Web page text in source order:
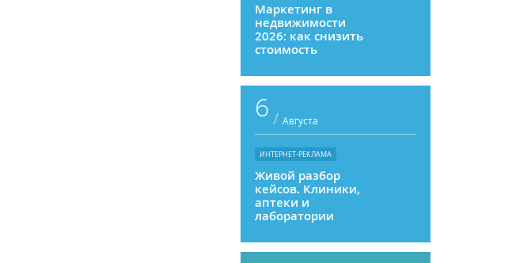
Маркетинг в
недвижимости
2026: как снизить
стоимость
увеличить
продажи
6 / Августа
ИНТЕРНЕТ-РЕКЛАМА
Живой разбор
кейсов. Клиники,
аптеки и
лаборатории